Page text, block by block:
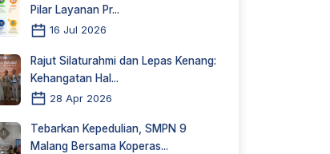
Pilar Layanan Pr...
16 Jul 2026
Rajut Silaturahmi dan Lepas Kenang:
Kehangatan Hal...
28 Apr 2026
Tebarkan Kepedulian, SMPN 9
Malang Bersama Koperas...